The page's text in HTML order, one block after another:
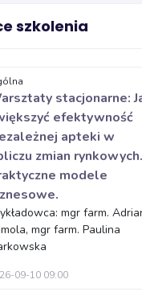
szkolenia
stacjonarne:
efektywność
apteki w
zmian rynkowych.
modele
mgr farm.
mgr farm. Paulina
09-10 09:00